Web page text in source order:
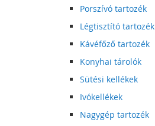
Porszívó tartozék
Légtisztító tartozék
Kávéfőző tartozék
Konyhai tárolók
Sütési kellékek
Ivókellékek
Nagygép tartozék